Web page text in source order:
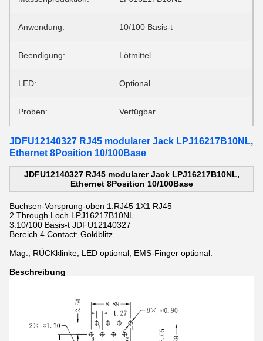
Anwendung: 10/100 Basis-t
Beendigung: Lötmittel
LED: Optional
Proben: Verfügbar
JDFU12140327 RJ45 modularer Jack LPJ16217B10NL,
Ethernet 8Position 10/100Base
JDFU12140327 RJ45 modularer Jack LPJ16217B10NL,
Ethernet 8Position 10/100Base
Buchsen-Vorsprung-oben 1.RJ45 1X1 RJ45
2.Through Loch LPJ16217B10NL
3.10/100 Basis-t JDFU12140327
Bereich 4.Contact: Goldblitz
Mag., RÜCKklinke, LED optional, EMS-Finger optional.
Beschreibung